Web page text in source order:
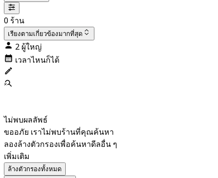
0 ร้าน
เรียงตามเกี่ยวข้องมากที่สุด
2 ผู้ใหญ่
เวลาไหนก็ได้
ไม่พบผลลัพธ์
ขออภัย เราไม่พบร้านที่คุณค้นหา
ลองล้างตัวกรองเพื่อค้นหาดีลอื่น ๆ
เพิ่มเติม
ล้างตัวกรองทั้งหมด